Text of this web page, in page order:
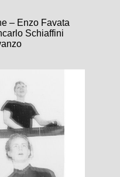
– Enzo Favata
Schiaffini